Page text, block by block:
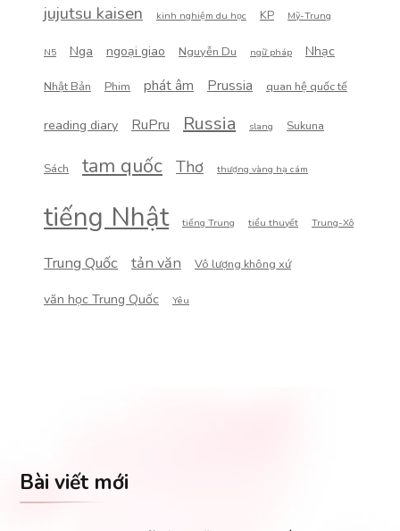
jujutsu kaisen kinh nghiệm du học KP Mỹ-Trung
N5 Nga ngoại giao Nguyễn Du ngữ pháp Nhạc
Nhật Bản Phim phát âm Prussia quan hệ quốc tế
reading diary RuPru Russia slang Sukuna
Sách tam quốc Thơ thượng vàng hạ cám
tiếng Nhật tiếng Trung tiểu thuyết Trung-Xô
Trung Quốc tản văn Vô lượng không xứ
văn học Trung Quốc Yêu
Bài viết mới